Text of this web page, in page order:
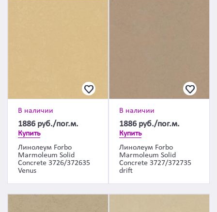
В наличии
1886 руб./пог.м.
Купить
Линолеум Forbo
Marmoleum Solid
Concrete 3726/372635
Venus
В наличии
1886 руб./пог.м.
Купить
Линолеум Forbo
Marmoleum Solid
Concrete 3727/372735
drift